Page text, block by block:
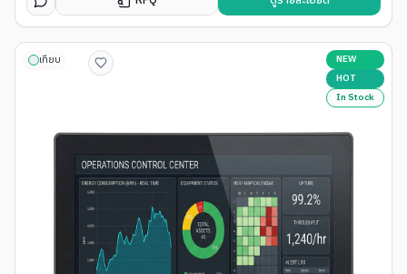
เทียบ
NEW
HOT
In Stock